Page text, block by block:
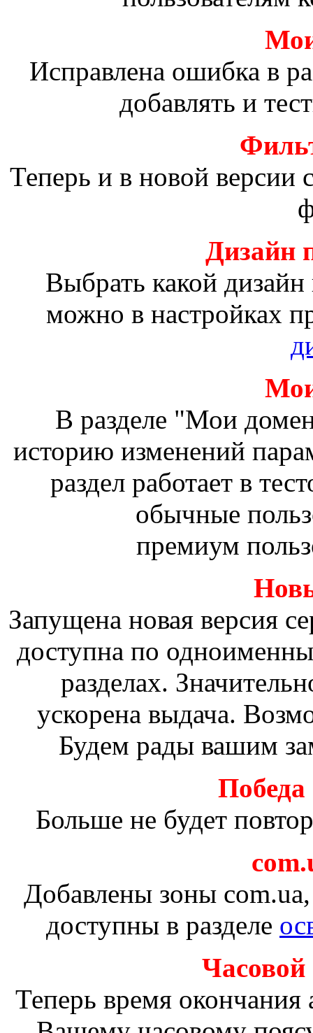
Исправлена ошибка в
добавлять и
Теперь и в новой
Дизайн
Выбрать какой
можно в настройках
В разделе "Мои
историю изменений
раздел работает в
обычные
премиум
Запущена новая версия
доступна по
разделах.
ускорена выдача.
Будем рады вашим
Больше не будет
Добавлены зоны
доступны в разделе
Часовой
Теперь время окончания